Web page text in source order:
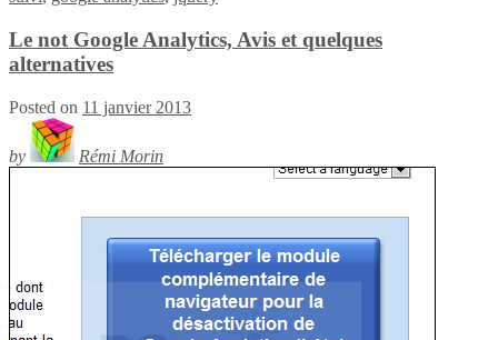
Le not Google Analytics, Avis et quelques
alternatives
Posted on 11 janvier 2013
by Rémi Morin